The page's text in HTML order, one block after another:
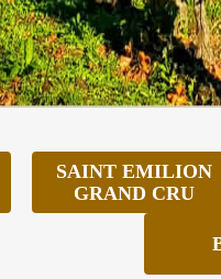
SAINT EMILION
GRAND CRU